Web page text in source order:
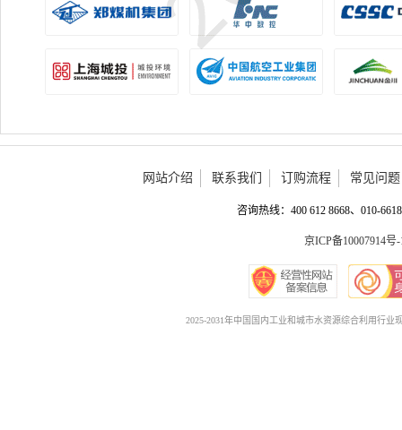
网站介绍 联系我们 订购流程 常见问题
咨询热线：400 612 8668、010-
京ICP备10007914号-
2025-2031年中国国内工业和城市水资源综合利用行